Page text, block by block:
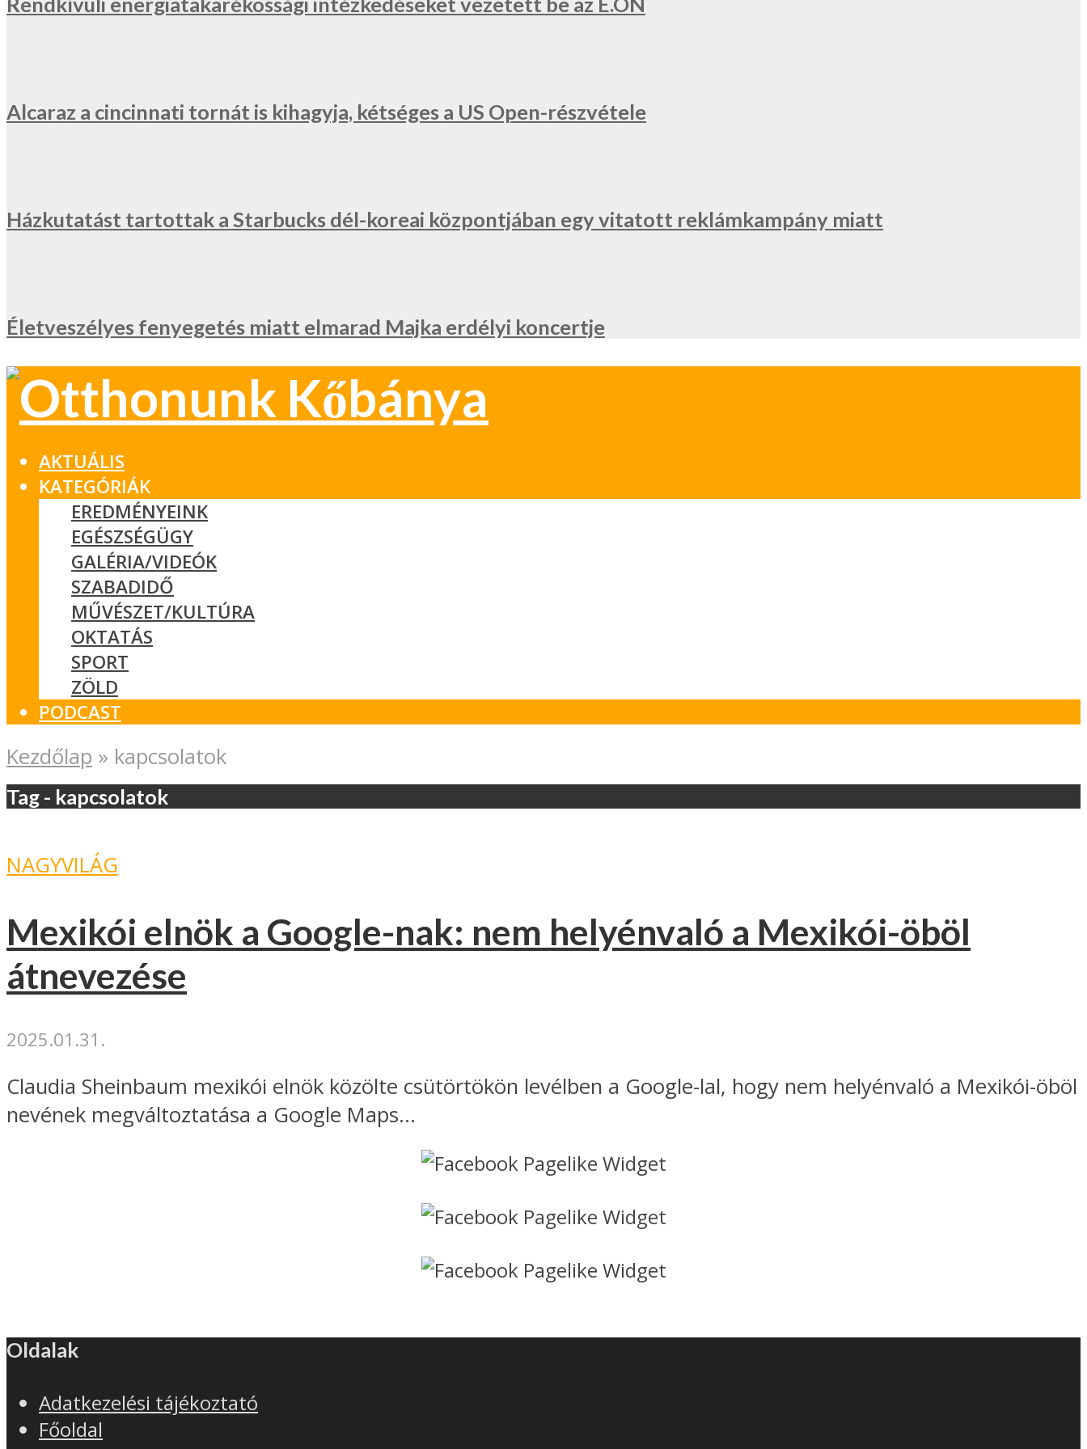
Alcaraz a cincinnati tornát is kihagyja, kétséges a US Open-részvétele
Házkutatást tartottak a Starbucks dél-koreai központjában egy vitatott reklámkampány miatt
Életveszélyes fenyegetés miatt elmarad Majka erdélyi koncertje
AKTUÁLIS
KATEGÓRIÁK
EREDMÉNYEINK
EGÉSZSÉGÜGY
GALÉRIA/VIDEÓK
SZABADIDŐ
MŰVÉSZET/KULTÚRA
OKTATÁS
SPORT
ZÖLD
PODCAST
Kezdőlap » kapcsolatok
Tag - kapcsolatok
NAGYVILÁG
Mexikói elnök a Google-nak: nem helyénvaló a Mexikói-öböl
átnevezése
2025.01.31.
Claudia Sheinbaum mexikói elnök közölte csütörtökön levélben a Google-lal, hogy nem helyénvaló a Mexikói-öböl
nevének megváltoztatása a Google Maps...
Oldalak
Adatkezelési tájékoztató
Főoldal